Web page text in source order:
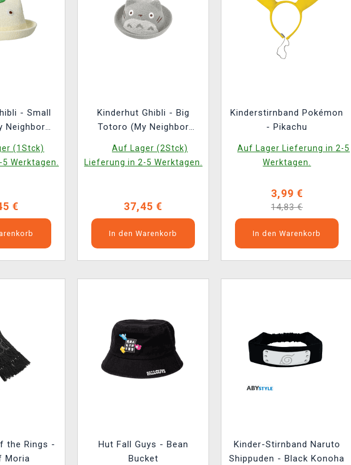
- Small
Neighbor
(1Stck)
Werktagen.
€
Kinderhut Ghibli - Big
Totoro (My Neighbor
Auf Lager (2Stck)
Lieferung in 2-5 Werktagen.
37,45 €
In den Warenkorb
Kinderstirnband Pokémon
- Pikachu
Auf Lager Lieferung in 2-5
Werktagen.
3,99 €
14,83 €
In den Warenkorb
the Rings -
Moria
Hut Fall Guys - Bean
Bucket
Kinder-Stirnband Naruto
Shippuden - Black Konoha